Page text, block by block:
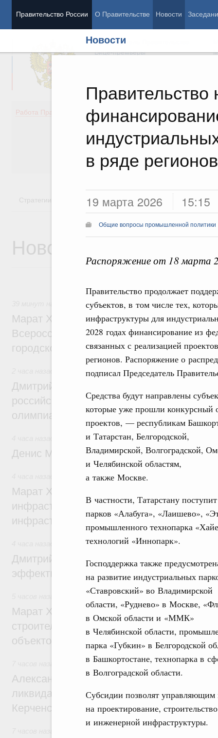
Правительство России О Правительстве Новости
Новости
Правительство
в ряде регионов
19 марта 2026 15:15
Общие вопросы промышленной политики
Распоряжение от 18 марта
Правительство продолжает
субъектов, в том числе тех,
инфраструктуры для
2028 годах финансирование из
связанных с реализацией
регионов. Распоряжение о
подписал Председатель
Средства будут направлены
которые уже прошли конкурсный
проектов, — республикам
и Татарстан, Белгородской,
Владимирской, Волгоградской,
и Челябинской областям,
а также Москве.
В частности, Татарстану
парков «Алабуга», «Лаишево»,
промышленного технопарка
технологий «Иннопарк».
Господдержка также
на развитие индустриальных
«Ставровский» во Владимирской
области, «Руднево» в Москве,
в Омской области и «ММК»
в Челябинской области,
парка «Губкин» в Белгородской
в Башкортостане, технопарка в
в Волгоградской области.
Субсидии позволят управляющим
на проектирование,
и инженерной инфраструктуры.
Председатель Правительства
Вице-премьеры
Работа Правительства
Демография
Здоровье
Культура
Государство
Стратегии Государственные программы
Новости
Экономика городов. Городская среда
Марат Хуснуллин провёл заседание
Всероссийского конкурса лучших
городской среды
Отрасль информационных технологий
Дмитрий Чернышенко и Сергей Кравцов
российскую сборную с победой на
олимпиаде по искусственному
Общие вопросы промышленной политики
Денис Мантуров посетил Ярославскую
Бюджеты субъектов Федерации.
Марат Хуснуллин: 15 объектов
инфраструктуры построили и обновили
инфраструктурным кредитам
Развитие сельских территорий
Дмитрий Патрушев: Синхронизация
эффективность поддержки сельских
Экономика городов. Городская среда
Марат Хуснуллин: «Единый заказчик»
строительство и реконструкцию более
объектов
Чрезвычайные ситуации и ликвидация их
Александр Козлов провёл заседание
ликвидации последствий чрезвычайной
Керченском проливе